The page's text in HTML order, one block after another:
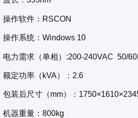
操作软件：RSCON
操作系统：Windows 10
电力需求（单相）:200-240VAC 50/
额定功率（kVA）：2.6
包装后尺寸（mm）：
机器重量：800kg